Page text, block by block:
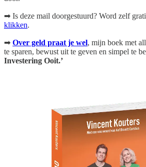
➡ Is deze mail doorgestuurd? Word zelf
klikken.
➡ Over geld praat je wel, mijn boek met
te sparen, bewust uit te geven en simpel te
Investering Ooit.’